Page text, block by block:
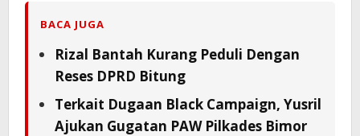
BACA JUGA
Rizal Bantah Kurang Peduli Dengan
Reses DPRD Bitung
Terkait Dugaan Black Campaign, Yusril
Ajukan Gugatan PAW Pilkades Bimor